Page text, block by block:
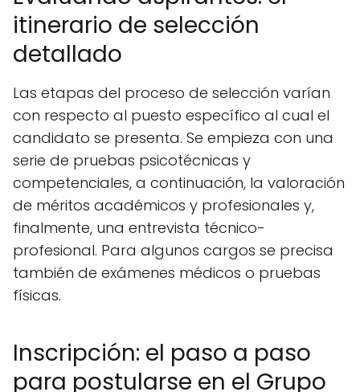
itinerario de selección
detallado
Las etapas del proceso de selección varían
con respecto al puesto específico al cual el
candidato se presenta. Se empieza con una
serie de pruebas psicotécnicas y
competenciales, a continuación, la valoración
de méritos académicos y profesionales y,
finalmente, una entrevista técnico-
profesional. Para algunos cargos se precisa
también de exámenes médicos o pruebas
físicas.
Inscripción: el paso a paso
para postularse en el Grupo